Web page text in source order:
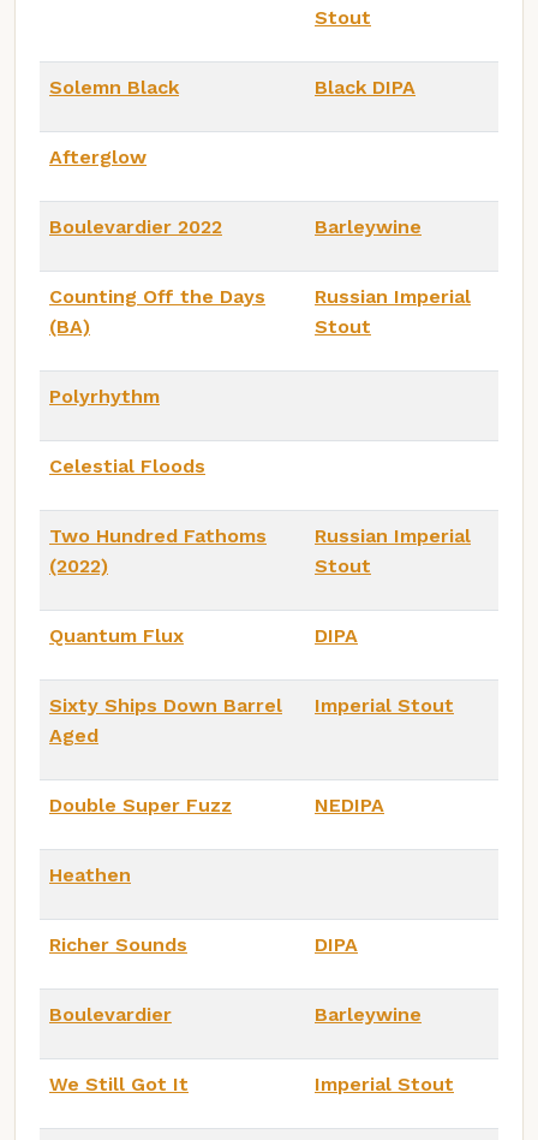
Stout
Solemn Black Black DIPA
Afterglow
Boulevardier 2022 Barleywine
Counting Off the Days
(BA)
Russian Imperial
Stout
Polyrhythm
Celestial Floods
Two Hundred Fathoms
(2022)
Russian Imperial
Stout
Quantum Flux DIPA
Sixty Ships Down Barrel
Aged
Imperial Stout
Double Super Fuzz NEDIPA
Heathen
Richer Sounds DIPA
Boulevardier Barleywine
We Still Got It Imperial Stout